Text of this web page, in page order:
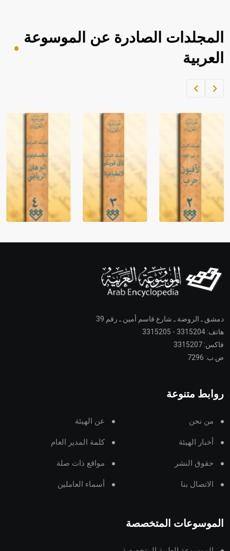
المجلدات الصادرة عن الموسوعة
العربية
دمشق ـ الروضة ـ شارع قاسم أمين ـ رقم 39
هاتف: 3315204 - 3315205
فاكس: 3315207
ص.ب: 7296
روابط متنوعة
من نحن عن الهيئة
أخبار الهيئة كلمة المدير العام
حقوق النشر مواقع ذات صلة
الاتصال بنا أسماء العاملين
الموسوعات المتخصصة